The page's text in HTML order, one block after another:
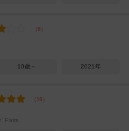
10歳～ 2021年
Pairs